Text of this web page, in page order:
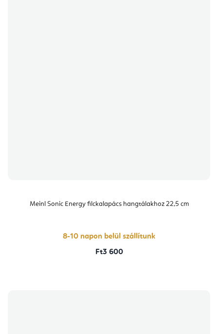
Meinl Sonic Energy filckalapács hangtálakhoz 22,5 cm
8-10 napon belül szállítunk
Ft3 600